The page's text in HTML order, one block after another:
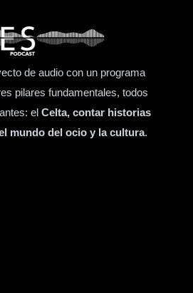
de audio con un programa
pilares fundamentales, todos
el Celta, contar historias
mundo del ocio y la cultura.